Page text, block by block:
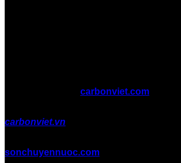
carbonviet.com
carbonviet.vn
sonchuyennuoc.com